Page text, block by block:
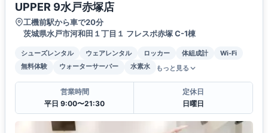
UPPER 9水戸赤塚店
工機前駅から車で20分
茨城県水戸市河和田１丁目１ フレスポ赤塚 C-1棟
シューズレンタル ウェアレンタル ロッカー 体組成計
Wi-Fi
無料体験
ウォーターサーバー 水素水 もっと見る
営業時間
平日 9:00〜21:30
定休日
日曜日